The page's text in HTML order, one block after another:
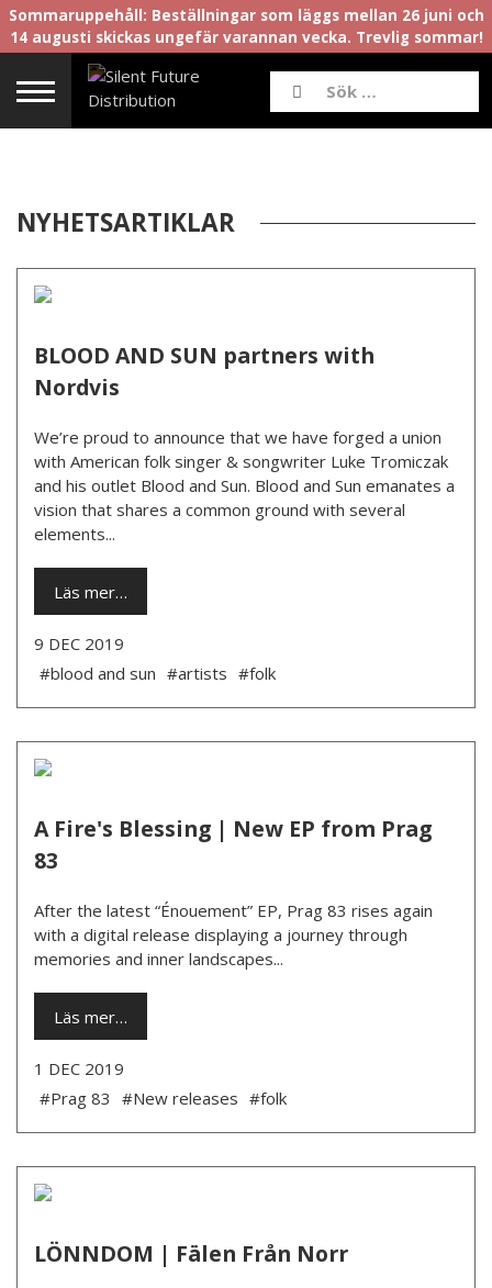
Sommaruppehåll: Beställningar som läggs mellan 26 juni och
14 augusti skickas ungefär varannan vecka. Trevlig sommar!
NYHETSARTIKLAR
BLOOD AND SUN partners with
Nordvis
We’re proud to announce that we have forged a union
with American folk singer & songwriter Luke Tromiczak
and his outlet Blood and Sun. Blood and Sun emanates a
vision that shares a common ground with several
elements...
Läs mer…
9 DEC 2019
#blood and sun #artists #folk
A Fire's Blessing | New EP from Prag
83
After the latest “Énouement” EP, Prag 83 rises again
with a digital release displaying a journey through
memories and inner landscapes...
Läs mer…
1 DEC 2019
#Prag 83 #New releases #folk
LÖNNDOM | Fälen Från Norr